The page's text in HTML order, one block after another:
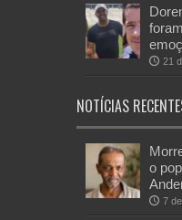
21
NOTÍCIAS
o
7